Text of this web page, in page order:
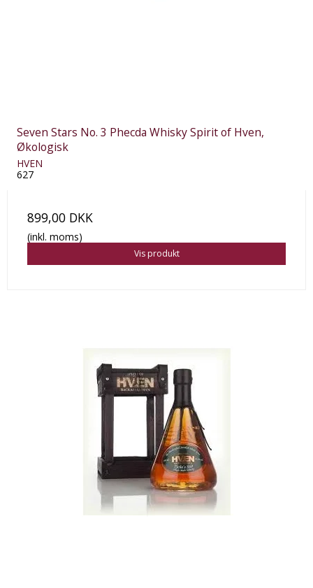
Seven Stars No. 3 Phecda Whisky Spirit of Hven,
Økologisk
HVEN
627
899,00 DKK
(inkl. moms)
Vis produkt